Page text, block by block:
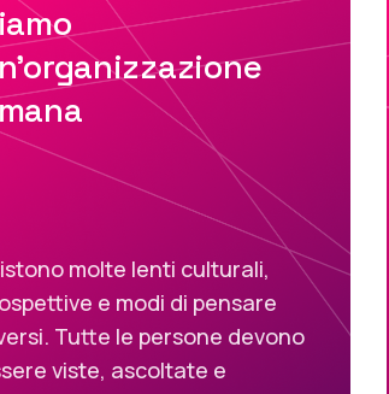
molte lenti culturali,
e modi di pensare
Tutte le persone devono
viste, ascoltate e